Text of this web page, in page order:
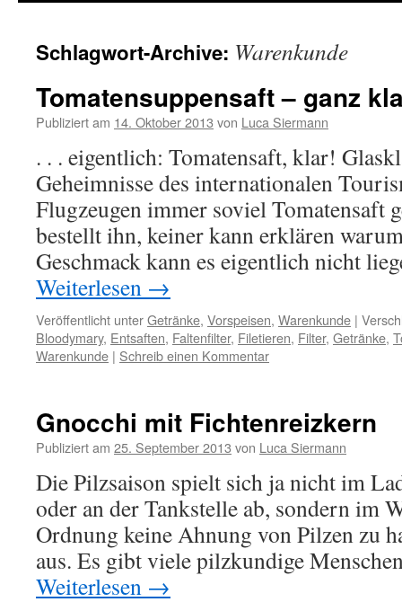
Schlagwort-Archive: Warenkunde
Tomatensuppensaft – ganz
Publiziert am 14. Oktober 2013 von Luca Siermann
. . . eigentlich: Tomatensaft, klar!
Geheimnisse des internationalen
Flugzeugen immer soviel Tomatensaft
bestellt ihn, keiner kann erklären
Geschmack kann es eigentlich nicht
Weiterlesen →
Veröffentlicht unterGetränke, Vorspeisen, Warenkunde |
Bloodymary, Entsaften, Faltenfilter, Filetieren, Filter, Getränke,
Warenkunde | Schreib einen Kommentar
Gnocchi mit Fichtenreizkern
Publiziert am 25. September 2013 von Luca Siermann
Die Pilzsaison spielt sich ja nicht im
oder an der Tankstelle ab, sondern im
Ordnung keine Ahnung von Pilzen zu
aus. Es gibt viele pilzkundige
Weiterlesen →